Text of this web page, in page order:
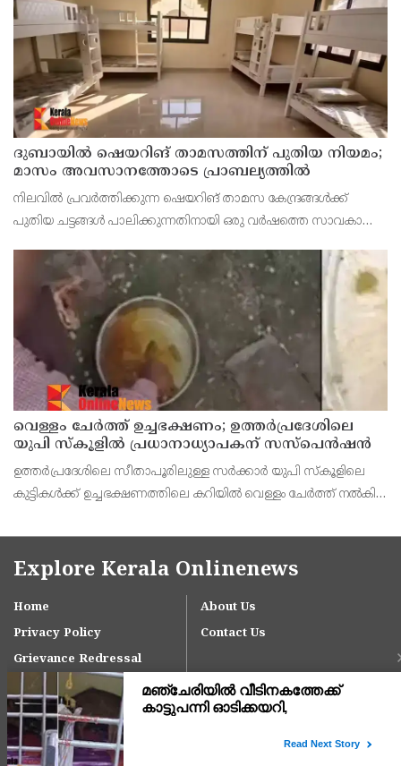
ദുബായില്‍ ഷെയറിങ് താമസത്തിന് പുതിയ നിയമം;
മാസം അവസാനത്തോടെ പ്രാബല്യത്തില്‍
നിലവില്‍ പ്രവര്‍ത്തിക്കുന്ന ഷെയറിങ് താമസ കേന്ദ്രങ്ങള്‍ക്ക്
പുതിയ ചട്ടങ്ങള്‍ പാലിക്കുന്നതിനായി ഒരു വര്‍ഷത്തെ സാവകാശം
വെള്ളം ചേര്‍ത്ത് ഉച്ചഭക്ഷണം; ഉത്തര്‍പ്രദേശിലെ
യുപി സ്‌കൂളില്‍ പ്രധാനാധ്യാപകന് സസ്‌പെന്‍ഷന്‍
ഉത്തര്‍പ്രദേശിലെ സീതാപൂരിലുള്ള സര്‍ക്കാര്‍ യുപി സ്‌കൂളിലെ
കുട്ടികള്‍ക്ക് ഉച്ചഭക്ഷണത്തിലെ കറിയില്‍ വെള്ളം ചേര്‍ത്ത് നല്‍കിയ
Explore Kerala Onlinenews
Home
About Us
Privacy Policy
Contact Us
Grievance Redressal